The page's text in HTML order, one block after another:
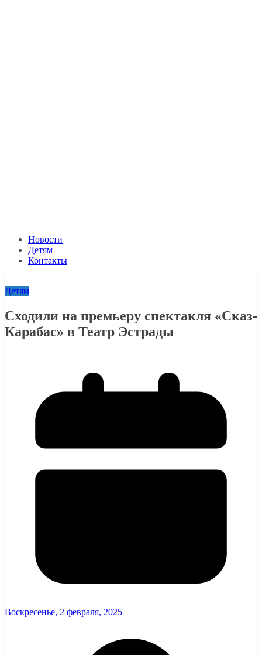
Новости
Детям
Контакты
Детям
Сходили на премьеру спектакля «Сказ-
Карабас» в Театр Эстрады
Воскресенье, 2 февраля, 2025